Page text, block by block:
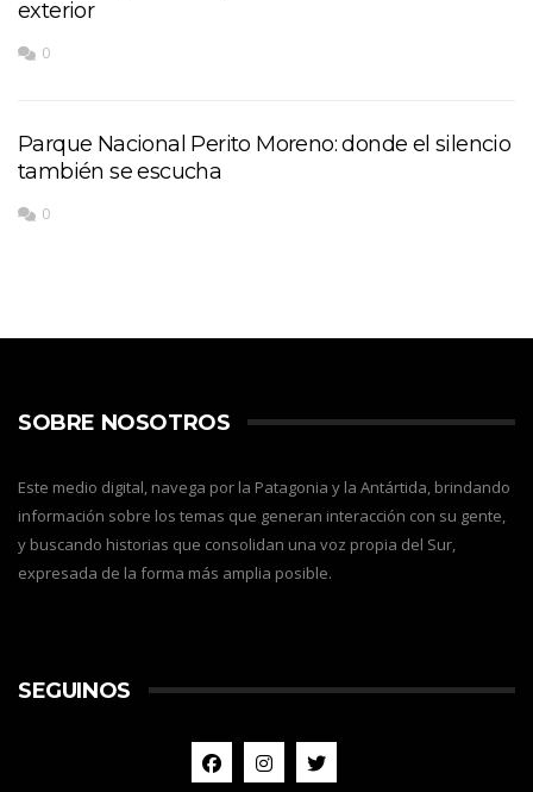
exterior
0
Parque Nacional Perito Moreno: donde el silencio
también se escucha
0
SOBRE NOSOTROS
Este medio digital, navega por la Patagonia y la Antártida, brindando
información sobre los temas que generan interacción con su gente,
y buscando historias que consolidan una voz propia del Sur,
expresada de la forma más amplia posible.
SEGUINOS